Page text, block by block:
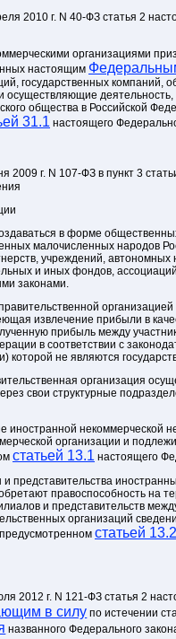
2010 г. N 40-ФЗ статья 2
организациями
настоящим
государственных компаний,
осуществляющие
общества в Российской
31.1 настоящего
2009 г. N 107-ФЗ в пункт 3
в форме
малочисленных народов
учреждений, автономных
и иных фондов,
законами.
извлечение прибыли в
прибыль между
в соответствии с
которой не являются
организация
свои структурные
иностранной некоммерческой
организации и
статьей 13.1 настоящего
представительства
правоспособность на
и представительств
организаций
статьей 13.2
2012 г. N 121-ФЗ статья 2
в силу по истечении
названного Федерального